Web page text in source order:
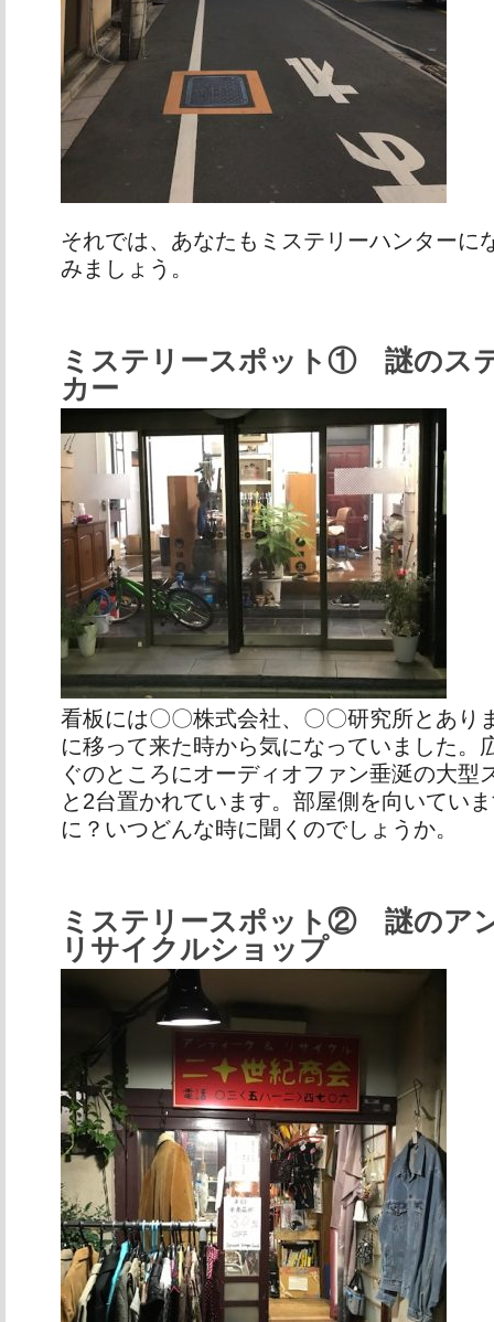
それでは、あなたもミステリーハンターに
みましょう。
ミステリースポット① 謎のス
カー
看板には〇〇株式会社、〇〇研究所とあり
に移って来た時から気になっていました。
ぐのところにオーディオファン垂涎の大型
と2台置かれています。部屋側を向いてい
に？いつどんな時に聞くのでしょうか。
ミステリースポット② 謎のア
リサイクルショップ